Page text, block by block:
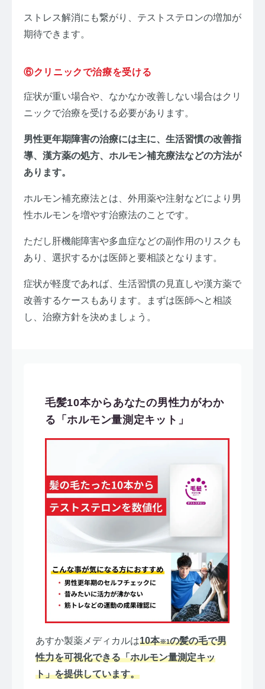
ストレス解消にも繋がり、テストステロンの増加が
期待できます。
⑥クリニックで治療を受ける
症状が重い場合や、なかなか改善しない場合はクリ
ニックで治療を受ける必要があります。
男性更年期障害の治療には主に、生活習慣の改善指
導、漢方薬の処方、ホルモン補充療法などの方法が
あります。
ホルモン補充療法とは、外用薬や注射などにより男
性ホルモンを増やす治療法のことです。
ただし肝機能障害や多血症などの副作用のリスクも
あり、選択するかは医師と要相談となります。
症状が軽度であれば、生活習慣の見直しや漢方薬で
改善するケースもあります。まずは医師へと相談
し、治療方針を決めましょう。
毛髪10本からあなたの男性力がわか
る「ホルモン量測定キット」
あすか製薬メディカルは10本※1の髪の毛で男
性力を可視化できる「ホルモン量測定キッ
ト」を提供しています。